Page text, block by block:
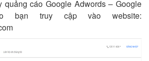
quảng cáo Google Adwords – Google
bạn truy cập vào website: